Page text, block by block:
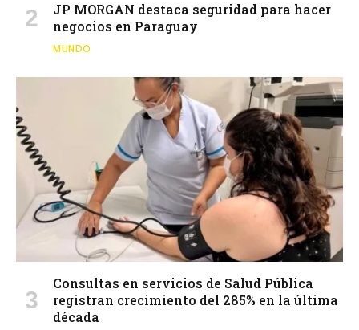
JP MORGAN destaca seguridad para hacer
negocios en Paraguay
MUNDO
Consultas en servicios de Salud Pública
registran crecimiento del 285% en la última
década